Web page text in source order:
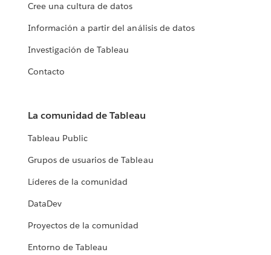
Cree una cultura de datos
Información a partir del análisis de datos
Investigación de Tableau
Contacto
La comunidad de Tableau
Tableau Public
Grupos de usuarios de Tableau
Líderes de la comunidad
DataDev
Proyectos de la comunidad
Entorno de Tableau